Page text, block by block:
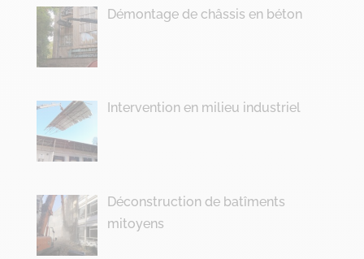
Démontage de châssis en béton
Intervention en milieu industriel
Déconstruction de batîments
mitoyens